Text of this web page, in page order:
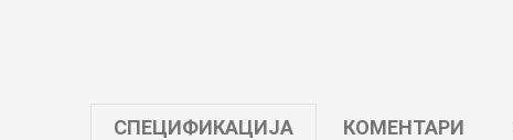
СПЕЦИФИКАЦИЈА КОМЕНТАРИ